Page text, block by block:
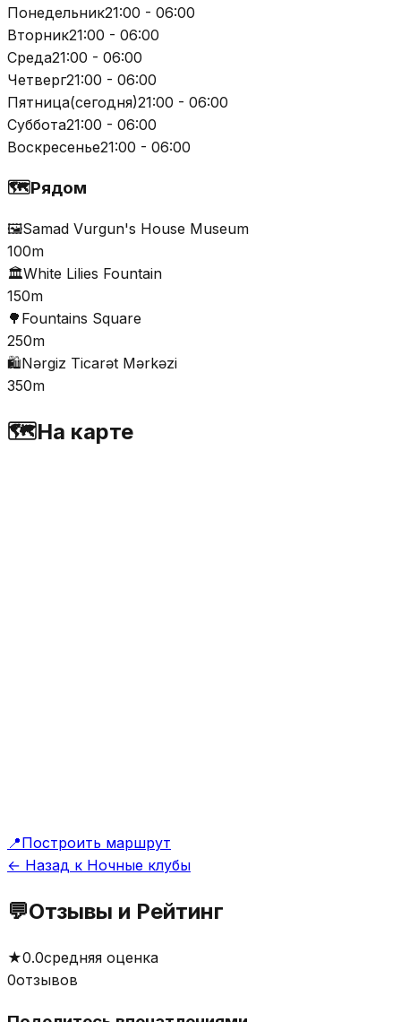
Понедельник21:00 - 06:00
Вторник21:00 - 06:00
Среда21:00 - 06:00
Четверг21:00 - 06:00
Пятница(сегодня)21:00 - 06:00
Суббота21:00 - 06:00
Воскресенье21:00 - 06:00
🗺️Рядом
🖼️Samad Vurgun's House Museum
100m
🏛️White Lilies Fountain
150m
🌳 Fountains Square
250m
🛍️Nərgiz Ticarət Mərkəzi
350m
🗺️На карте
📍Построить маршрут
← Назад к Ночные клубы
💬Отзывы и Рейтинг
★0.0средняя оценка
0отзывов